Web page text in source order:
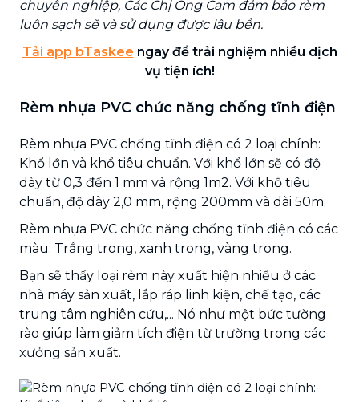
chuyên nghiệp, Các Chị Ong Cam đảm bảo rèm
luôn sạch sẽ và sử dụng được lâu bền.
Tải app bTaskee ngay để trải nghiệm nhiều dịch
vụ tiện ích!
Rèm nhựa PVC chức năng chống tĩnh điện
Rèm nhựa PVC chống tĩnh điện có 2 loại chính:
Khổ lớn và khổ tiêu chuẩn. Với khổ lớn sẽ có độ
dày từ 0,3 đến 1 mm và rộng 1m2. Với khổ tiêu
chuẩn, độ dày 2,0 mm, rộng 200mm và dài 50m.
Rèm nhựa PVC chức năng chống tĩnh điện có các
màu: Trắng trong, xanh trong, vàng trong.
Bạn sẽ thấy loại rèm này xuất hiện nhiều ở các
nhà máy sản xuất, lắp ráp linh kiện, chế tạo, các
trung tâm nghiên cứu,... Nó như một bức tường
rào giúp làm giảm tích điện từ trường trong các
xưởng sản xuất.